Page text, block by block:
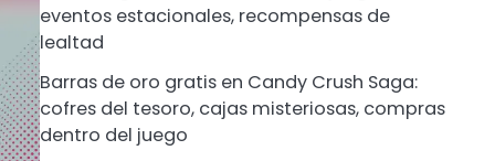
eventos estacionales, recompensas de
lealtad
Barras de oro gratis en Candy Crush Saga:
cofres del tesoro, cajas misteriosas, compras
dentro del juego